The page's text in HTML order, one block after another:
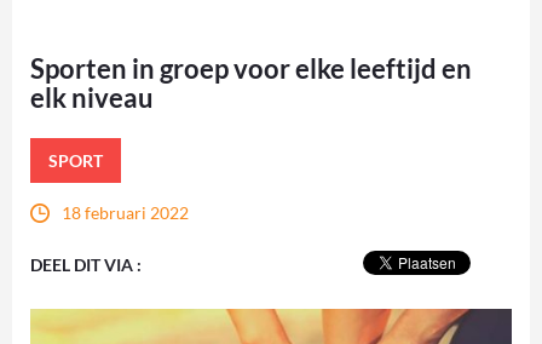
Sporten in groep voor elke leeftijd en
elk niveau
SPORT
18 februari 2022
DEEL DIT VIA :